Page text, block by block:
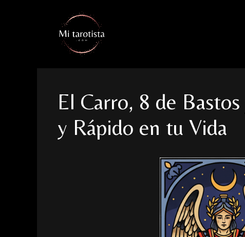
El Carro, 8 de
y Rápido en tu Vida